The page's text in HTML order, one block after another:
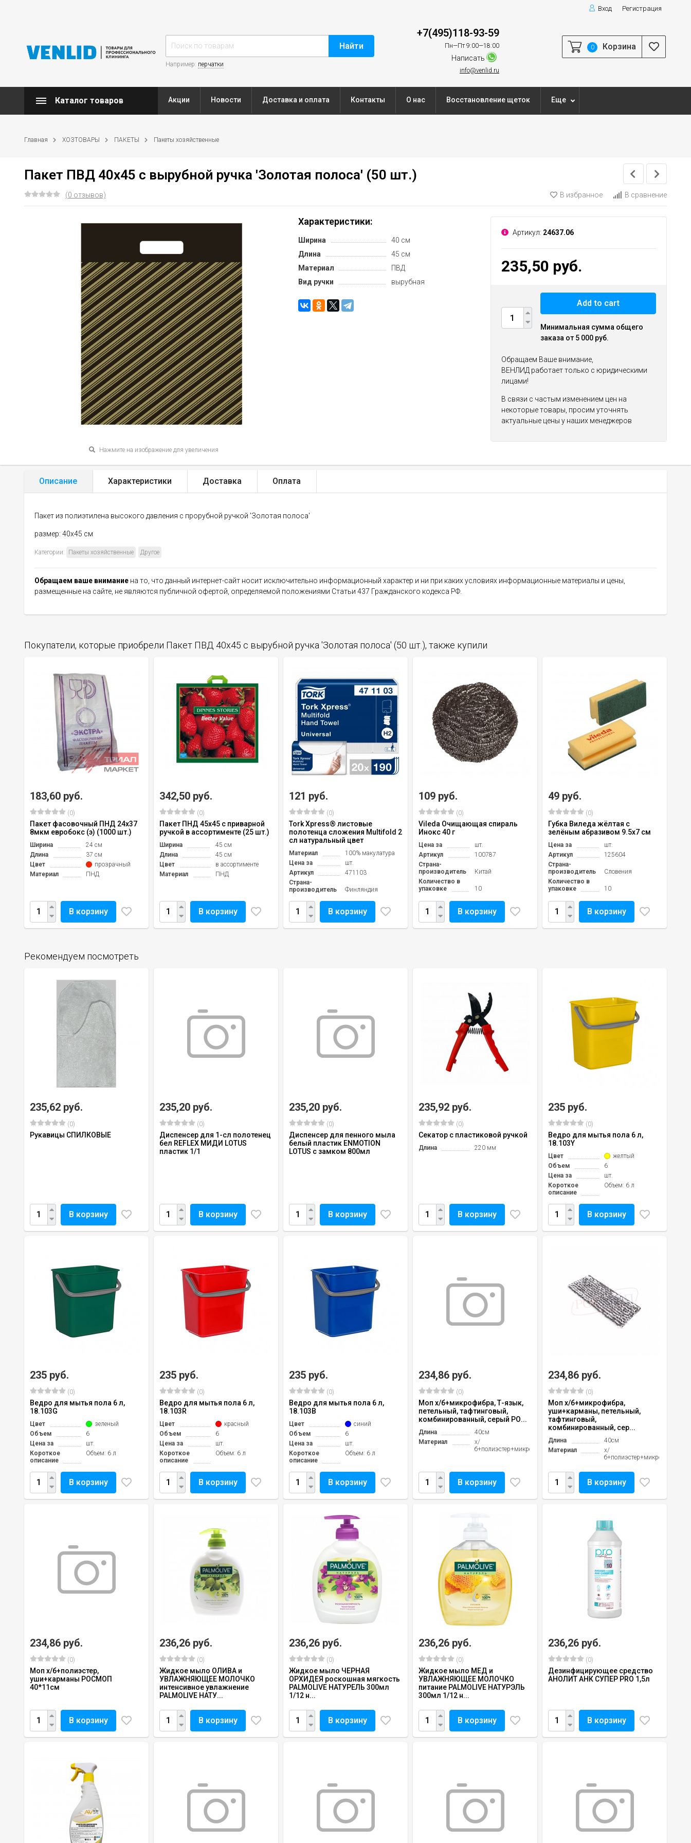
Вход Регистрация
Найти
Например: перчатки
+7(495)118-93-59
Пн—Пт 9:00—18:00
Написать
info@venlid.ru
0 Корзина
Каталог товаров Акции Новости Доставка и оплата Контакты О нас Восстановление щеток Еще
Главная ХОЗТОВАРЫ ПАКЕТЫ Пакеты хозяйственные
Пакет ПВД 40х45 с вырубной ручка 'Золотая полоса' (50 шт.)
(0 отзывов) В избранное В сравнение
Нажмите на изображение для увеличения
Характеристики:
Ширина
40 см
Длина
45 см
Материал
ПВД
Вид ручки
вырубная
Артикул: 24637.06
235,50 руб.
Add to cart
Минимальная сумма общего
заказа от 5 000 руб.
Обращаем Ваше внимание,
ВЕНЛИД работает только с юридическими
лицами!
В связи с частым изменением цен на
некоторые товары, просим уточнять
актуальные цены у наших менеджеров
Описание Характеристики Доставка Оплата
Пакет из полиэтилена высокого давления с прорубной ручкой 'Золотая полоса'
размер: 40x45 см
Категории: Пакеты хозяйственные Другое
Обращаем ваше внимание на то, что данный интернет-сайт носит исключительно информационный характер и ни при каких условиях информационные материалы и цены,
размещенные на сайте, не являются публичной офертой, определяемой положениями Статьи 437 Гражданского кодекса РФ.
Покупатели, которые приобрели Пакет ПВД 40х45 с вырубной ручка 'Золотая полоса' (50 шт.), также купили
183,60 руб.
(0)
Пакет фасовочный ПНД 24х37
8мкм евробокс (э) (1000 шт.)
Ширина
24 см
Длина
37 см
Цвет
прозрачный
Материал
ПНД
В корзину
342,50 руб.
(0)
Пакет ПНД 45х45 с приварной
ручкой в ассортименте (25 шт.)
Ширина
45 см
Длина
45 см
Цвет
в ассортименте
Материал
ПНД
В корзину
121 руб.
(0)
Tork Xpress® листовые
полотенца сложения Multifold 2
сл натуральный цвет
Материал
100% макулатура
Цена за
шт.
Артикул
471103
Страна-
производитель
Финляндия
В корзину
109 руб.
(0)
Vileda Очищающая спираль
Инокс 40 г
Цена за
шт.
Артикул
100787
Страна-
производитель
Китай
Количество в
упаковке
10
В корзину
49 руб.
(0)
Губка Виледа жёлтая с
зелёным абразивом 9.5х7 см
Цена за
шт.
Артикул
125604
Страна-
производитель
Словения
Количество в
упаковке
10
В корзину
Рекомендуем посмотреть
235,62 руб.
(0)
Рукавицы СПИЛКОВЫЕ
В корзину
235,20 руб.
(0)
Диспенсер для 1-сл полотенец
бел REFLEX МИДИ LOTUS
пластик 1/1
В корзину
235,20 руб.
(0)
Диспенсер для пенного мыла
белый пластик ENMOTION
LOTUS с замком 800мл
В корзину
235,92 руб.
(0)
Секатор с пластиковой ручкой
Длина 220 мм
В корзину
235 руб.
(0)
Ведро для мытья пола 6 л,
18.103Y
Цвет
желтый
Объем
6
Цена за
шт.
Короткое
описание
Объем: 6 л
В корзину
235 руб.
(0)
Ведро для мытья пола 6 л,
18.103G
Цвет
зеленый
Объем
6
Цена за
шт.
Короткое
описание
Объем: 6 л
В корзину
235 руб.
(0)
Ведро для мытья пола 6 л,
18.103R
Цвет
красный
Объем
6
Цена за
шт.
Короткое
описание
Объем: 6 л
В корзину
235 руб.
(0)
Ведро для мытья пола 6 л,
18.103B
Цвет
синий
Объем
6
Цена за
шт.
Короткое
описание
Объем: 6 л
В корзину
234,86 руб.
(0)
Моп х/б+микрофибра, Т-язык,
петельный, тафтинговый,
комбинированный, серый РО...
Длина
40см
Материал
х/
б+полиэстер+микрофибра
В корзину
234,86 руб.
(0)
Моп х/б+микрофибра,
уши+карманы, петельный,
тафтинговый,
комбинированный, сер...
Длина
40см
Материал
х/
б+полиэстер+микрофибра
В корзину
234,86 руб.
(0)
Моп х/б+полиэстер,
уши+карманы РОСМОП
40*11см
В корзину
236,26 руб.
(0)
Жидкое мыло ОЛИВА и
УВЛАЖНЯЮЩЕЕ МОЛОЧКО
интенсивное увлажнение
PALMOLIVE НАТУ...
В корзину
236,26 руб.
(0)
Жидкое мыло ЧЕРНАЯ
ОРХИДЕЯ роскошная мягкость
PALMOLIVE НАТУРЕЛЬ 300мл
1/12 н...
В корзину
236,26 руб.
(0)
Жидкое мыло МЕД и
УВЛАЖНЯЮЩЕЕ МОЛОЧКО
питание PALMOLIVE НАТУРЭЛЬ
300мл 1/12 н...
В корзину
236,26 руб.
(0)
Дезинфицирующее средство
АНОЛИТ АНК СУПЕР PRO 1,5л
В корзину